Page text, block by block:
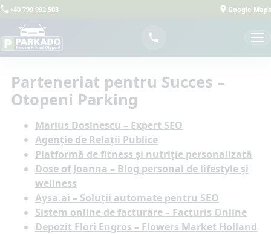
+40 799 992 503 Google Maps
Parteneriat pentru Succes –
Otopeni Parking
Marius Dosinescu – Expert SEO
Agenție de Relații Publice
Platformă de fitness și nutriție personalizată
Dose of Joanna – Blog personal de lifestyle și
wellness
Aysa.ai – Soluții automate pentru SEO
Sistem online de facturare – Facturis Online
Depozit Flori Engros – Flowers Market Holland